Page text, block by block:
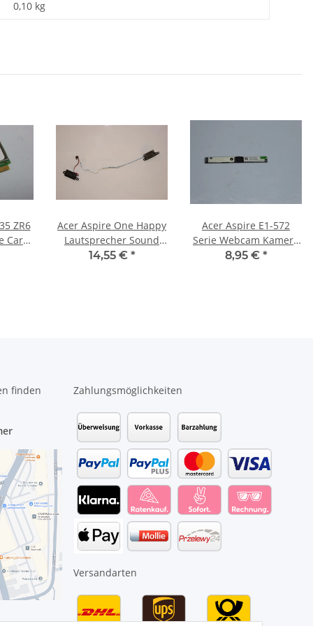
0,10 kg
ZR6
Card
Acer Aspire One Happy
Lautsprecher Sound
Speaker PK23000D100
14,55 € *
Acer Aspire E1-572
Serie Webcam Kamera
Modul NC.21411.00V
8,95 € *
finden
Zahlungsmöglichkeiten
Versandarten